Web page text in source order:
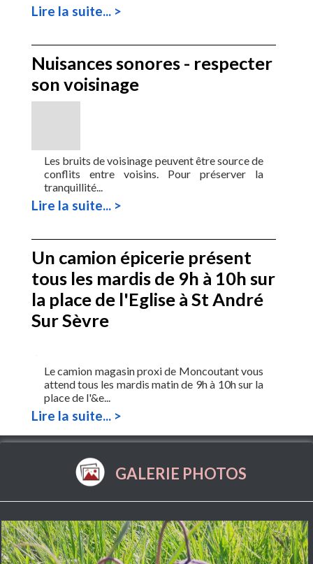
Lire la suite... >
Nuisances sonores - respecter
son voisinage
Les bruits de voisinage peuvent être source de
conflits entre voisins. Pour préserver la
tranquillité...
Lire la suite... >
Un camion épicerie présent
tous les mardis de 9h à 10h sur
la place de l'Eglise à St André
Sur Sèvre
Le camion magasin proxi de Moncoutant vous
attend tous les mardis matin de 9h à 10h sur la
place de l'&e...
Lire la suite... >
GALERIE PHOTOS